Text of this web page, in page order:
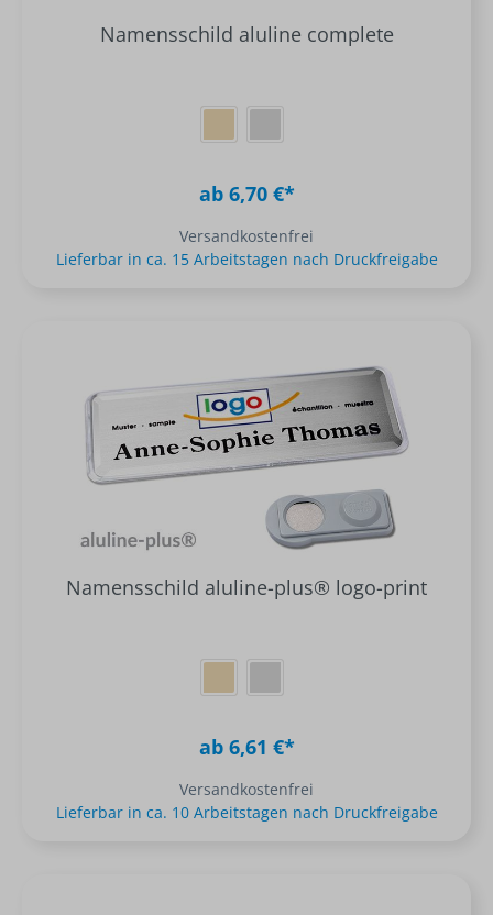
Namensschild aluline complete
ab 6,70 €*
Versandkostenfrei
Lieferbar in ca. 15 Arbeitstagen nach Druckfreigabe
Namensschild aluline-plus® logo-print
ab 6,61 €*
Versandkostenfrei
Lieferbar in ca. 10 Arbeitstagen nach Druckfreigabe